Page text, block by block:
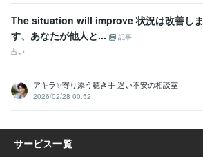
The situation will improve 状況は改善しま
す、あなたが他人と...
記事
占い
アキラ✨寄り添う聴き手 迷い不安の相談室
2026/02/28 00:52